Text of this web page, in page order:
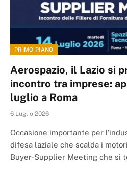
PRIMO PIANO
Aerospazio, il Lazio si
incontro tra imprese:
luglio a Roma
6 Luglio 2026
Occasione importante per
difesa laziale che scalda i
Buyer-Supplier Meeting che si